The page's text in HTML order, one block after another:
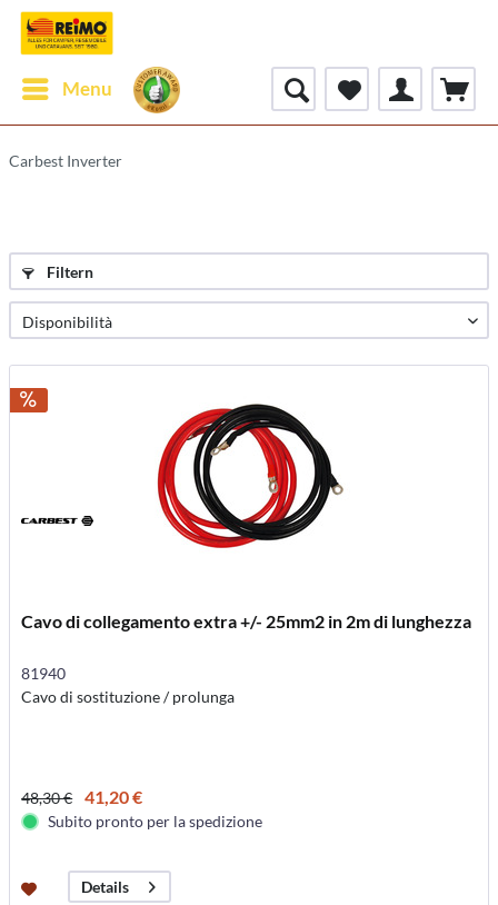
Menu
Carbest Inverter
Filtern
Cavo di collegamento extra +/- 25mm2 in 2m di lunghezza
81940
Cavo di sostituzione / prolunga
48,30 € 41,20 €
Subito pronto per la spedizione
Details